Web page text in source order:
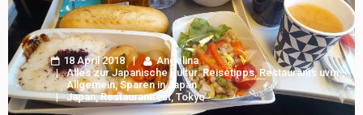
18 April 2018
Angelina
Alles zur Japanische Kultur: Reisetipps, Restaurants uvm.,
Allgemein,Sparen in Japan
Japan,Restauranttest, Tokyo